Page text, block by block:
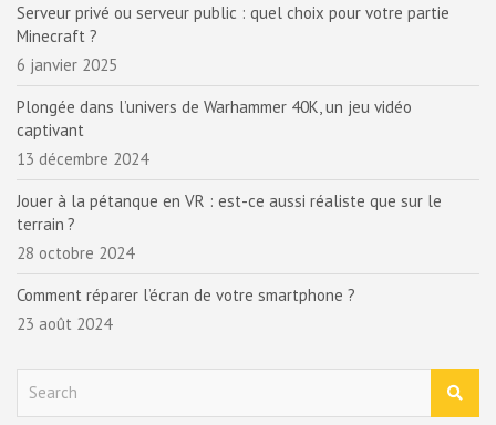
Serveur privé ou serveur public : quel choix pour votre partie
Minecraft ?
6 janvier 2025
Plongée dans l’univers de Warhammer 40K, un jeu vidéo
captivant
13 décembre 2024
Jouer à la pétanque en VR : est-ce aussi réaliste que sur le
terrain ?
28 octobre 2024
Comment réparer l’écran de votre smartphone ?
23 août 2024